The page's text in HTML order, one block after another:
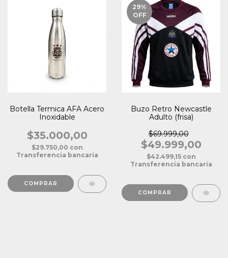
Botella Termica AFA Acero
Inoxidable
$35.000,00
$29.750,00 con
Transferencia bancaria
29%
OFF
Buzo Retro Newcastle
Adulto (frisa)
$69.999,00
$49.999,00
$42.499,15 con
Transferencia bancaria
COMPRAR